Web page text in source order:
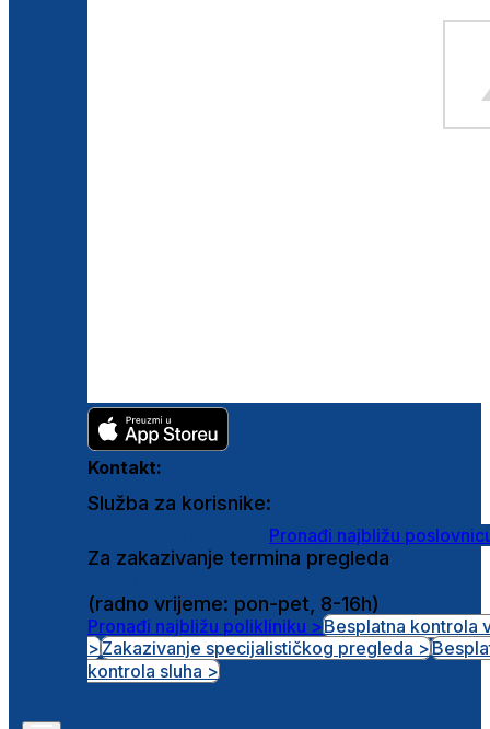
Kontakt:
Služba za korisnike:
Pronađi najbližu
Za zakazivanje termina pregleda
(radno vrijeme: pon-pet, 8-16h)
Pronađi najbližu polikliniku >Besplatna kontrola
>Zakazivanje specijalističkog pregleda >
kontrola sluha >